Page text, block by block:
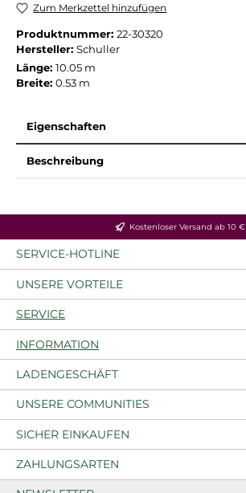
Zum Merkzettel hinzufügen
Produktnummer: 22-30320
Hersteller: Schuller
Länge: 10.05 m
Breite: 0.53 m
Eigenschaften
Beschreibung
Kostenloser Versand ab 10 €
SERVICE-HOTLINE
UNSERE VORTEILE
SERVICE
INFORMATION
LADENGESCHÄFT
UNSERE COMMUNITIES
SICHER EINKAUFEN
ZAHLUNGSARTEN